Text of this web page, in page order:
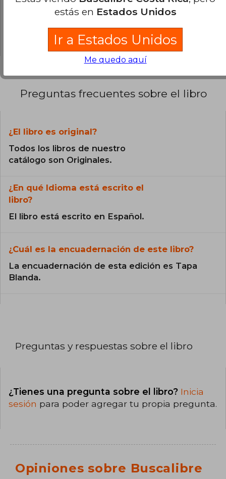
0% (0)
0% (0)
0% (0)
Preguntas frecuentes sobre el libro
¿El libro es original?
Todos los libros de nuestro
catálogo son Originales.
¿En qué Idioma está escrito el
libro?
El libro está escrito en Español.
¿Cuál es la encuadernación de este libro?
La encuadernación de esta edición es Tapa
Blanda.
Preguntas y respuestas sobre el libro
¿Tienes una pregunta sobre el libro? Inicia
sesión para poder agregar tu propia pregunta.
Opiniones sobre Buscalibre
estás en Estados Unidos
Ir a Estados Unidos
Me quedo aquí